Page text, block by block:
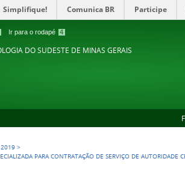
Ir para o rodapé 4
Simplifique! Comunica BR Participe
DO SUDESTE DE MINAS GERAIS
2019 >
PARA CONTRATAÇÃO DE SERVIÇO DE AUTORIDADE